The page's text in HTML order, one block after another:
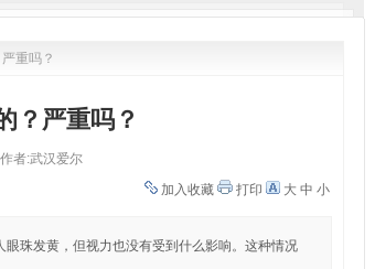
重吗？
？严重吗？
者:武汉爱尔
加入收藏
打印 大 中 小
珠发黄，但视力也没有受到什么影响。这种情况